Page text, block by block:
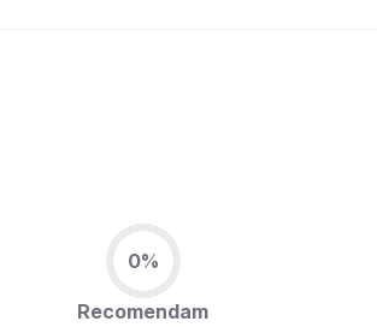
0%
Recomendam